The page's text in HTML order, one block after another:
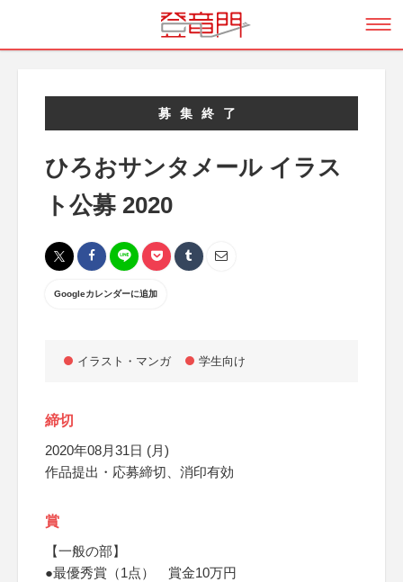
募集終了
ひろおサンタメール イラス
ト公募 2020
Googleカレンダーに追加
イラスト・マンガ 学生向け
締切
2020年08月31日 (月)
作品提出・応募締切、消印有効
賞
【一般の部】
●最優秀賞（1点） 賞金10万円